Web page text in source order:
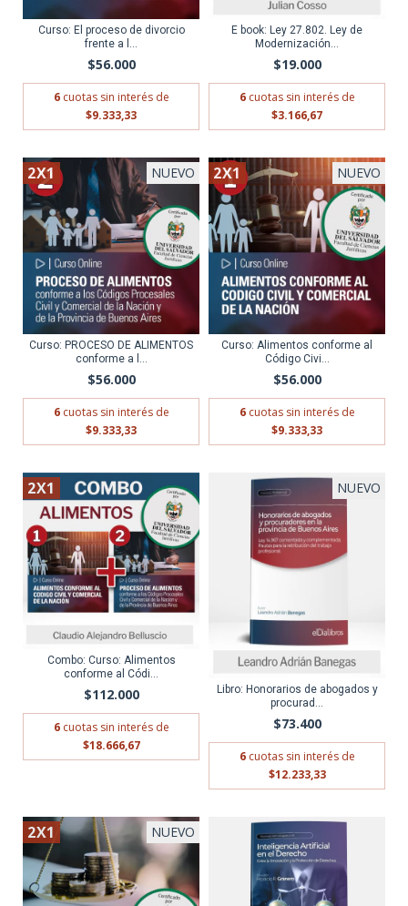
Curso: El proceso de divorcio
frente a l...
$56.000
6 cuotas sin interés de
$9.333,33
E book: Ley 27.802. Ley de
Modernización...
$19.000
6 cuotas sin interés de
$3.166,67
2X1 NUEVO
Curso: PROCESO DE ALIMENTOS
conforme a l...
$56.000
6 cuotas sin interés de
$9.333,33
2X1 NUEVO
Curso: Alimentos conforme al
Código Civi...
$56.000
6 cuotas sin interés de
$9.333,33
2X1
Combo: Curso: Alimentos
conforme al Códi...
$112.000
6 cuotas sin interés de
$18.666,67
ENVÍO GRATIS NUEVO
Libro: Honorarios de abogados y
procurad...
$73.400
6 cuotas sin interés de
$12.233,33
2X1 NUEVO